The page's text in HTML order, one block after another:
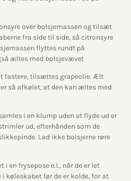
over bolsjemassen og tilsæt
fra side til side, så citronsyre
flyttes rundt på
æltes med bolsjevævet
fastere, tilsættes grapeolie. Ælt
så afkølet, at den kan æltes med
i en klump uden at flyde ud er
ud, efterhånden som de
Lad ikke bolsjerne røre
en frysepose e.l., når de er let
køleskabet før de er kolde, for at